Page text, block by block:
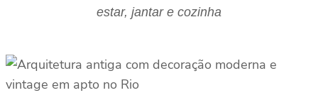
estar, jantar e cozinha